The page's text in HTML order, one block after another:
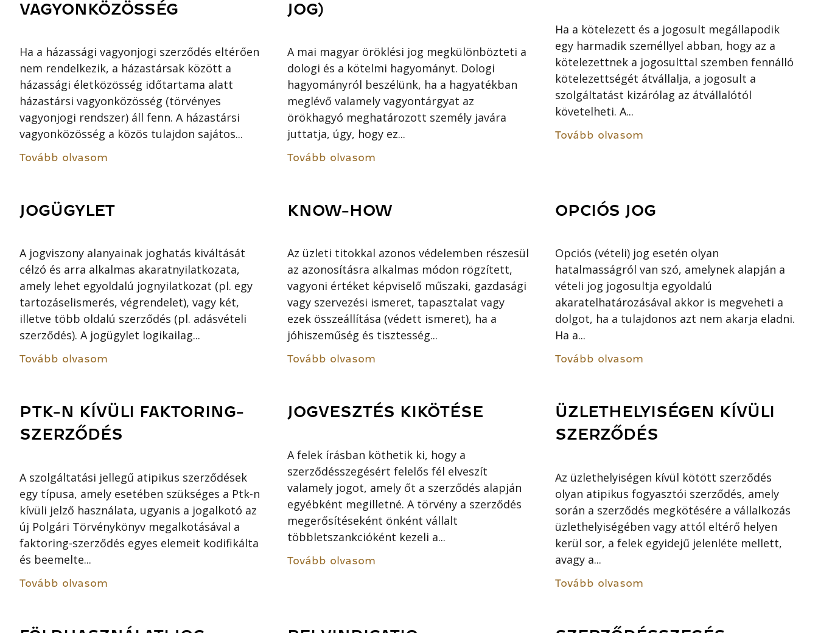
VAGYONKÖZÖSSÉG
Ha a házassági vagyonjogi szerződés eltérően
nem rendelkezik, a házastársak között a
házassági életközösség időtartama alatt
házastársi vagyonközösség (törvényes
vagyonjogi rendszer) áll fenn. A házastársi
vagyonközösség a közös tulajdon sajátos...
Tovább olvasom
JOG)
A mai magyar öröklési jog megkülönbözteti a
dologi és a kötelmi hagyományt. Dologi
hagyományról beszélünk, ha a hagyatékban
meglévő valamely vagyontárgyat az
örökhagyó meghatározott személy javára
juttatja, úgy, hogy ez...
Tovább olvasom
Ha a kötelezett és a jogosult megállapodik
egy harmadik személlyel abban, hogy az a
kötelezettnek a jogosulttal szemben fennálló
kötelezettségét átvállalja, a jogosult a
szolgáltatást kizárólag az átvállalótól
követelheti. A...
Tovább olvasom
JOGÜGYLET
A jogviszony alanyainak joghatás kiváltását
célzó és arra alkalmas akaratnyilatkozata,
amely lehet egyoldalú jognyilatkozat (pl. egy
tartozáselismerés, végrendelet), vagy két,
illetve több oldalú szerződés (pl. adásvételi
szerződés). A jogügylet logikailag...
Tovább olvasom
KNOW-HOW
Az üzleti titokkal azonos védelemben részesül
az azonosításra alkalmas módon rögzített,
vagyoni értéket képviselő műszaki, gazdasági
vagy szervezési ismeret, tapasztalat vagy
ezek összeállítása (védett ismeret), ha a
jóhiszeműség és tisztesség...
Tovább olvasom
OPCIÓS JOG
Opciós (vételi) jog esetén olyan
hatalmasságról van szó, amelynek alapján a
vételi jog jogosultja egyoldalú
akaratelhatározásával akkor is megveheti a
dolgot, ha a tulajdonos azt nem akarja eladni.
Ha a...
Tovább olvasom
PTK-N KÍVÜLI FAKTORING-
SZERZŐDÉS
A szolgáltatási jellegű atipikus szerződések
egy típusa, amely esetében szükséges a Ptk-n
kívüli jelző használata, ugyanis a jogalkotó az
új Polgári Törvénykönyv megalkotásával a
faktoring-szerződés egyes elemeit kodifikálta
és beemelte...
Tovább olvasom
JOGVESZTÉS KIKÖTÉSE
A felek írásban köthetik ki, hogy a
szerződésszegésért felelős fél elveszít
valamely jogot, amely őt a szerződés alapján
egyébként megilletné. A törvény a szerződés
megerősítéseként önként vállalt
többletszankcióként kezeli a...
Tovább olvasom
ÜZLETHELYISÉGEN KÍVÜLI
SZERZŐDÉS
Az üzlethelyiségen kívül kötött szerződés
olyan atipikus fogyasztói szerződés, amely
során a szerződés megkötésére a vállalkozás
üzlethelyiségében vagy attól eltérő helyen
kerül sor, a felek egyidejű jelenléte mellett,
avagy a...
Tovább olvasom